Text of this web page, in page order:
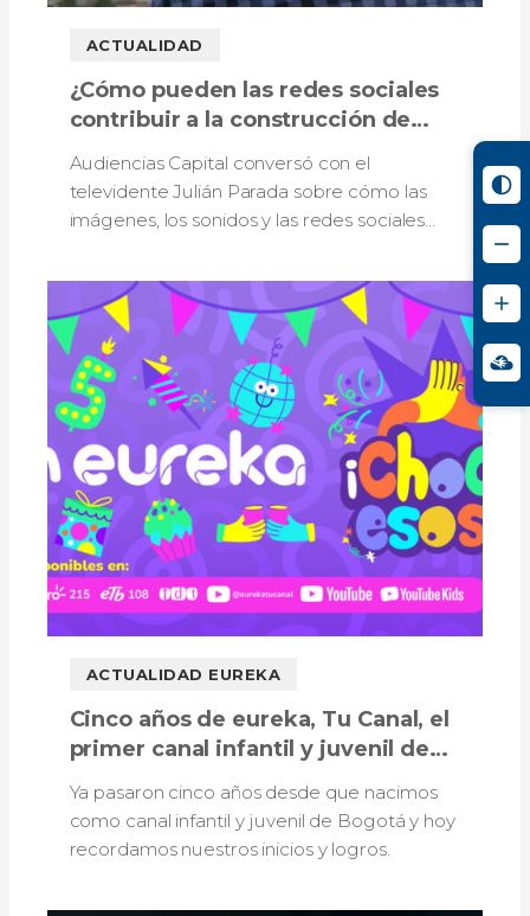
ACTUALIDAD
¿Cómo pueden las redes sociales
contribuir a la construcción de
memoria colectiva de la ciudad?
Audiencias Capital conversó con el
televidente Julián Parada sobre cómo las
imágenes, los sonidos y las redes sociales
Bogotá.
ACTUALIDAD EUREKA
Cinco años de eureka, Tu Canal, el
primer canal infantil y juvenil de
Bogotá
Ya pasaron cinco años desde que nacimos
como canal infantil y juvenil de Bogotá y hoy
recordamos nuestros inicios y logros.